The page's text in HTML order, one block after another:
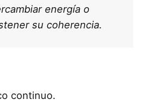
energía o
su coherencia.
continuo.